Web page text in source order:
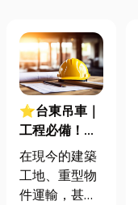
⭐台東吊車｜
工程必備！重
物搬運不再是
問題！吊車種
類選用指南都
在現今的建築
工地、重型物
件運輸，甚至